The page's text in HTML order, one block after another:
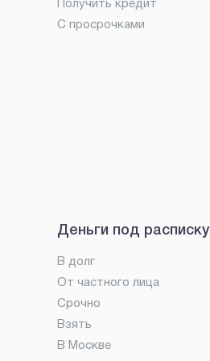
Получить кредит
С просрочками
Деньги под расписку
В долг
От частного лица
Срочно
Взять
В Москве